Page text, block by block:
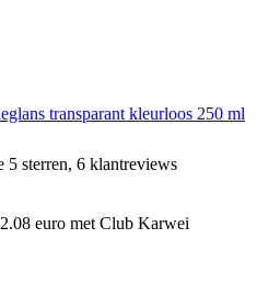
transparant kleurloos 250 ml
5 sterren, 6 klantreviews
euro met Club Karwei